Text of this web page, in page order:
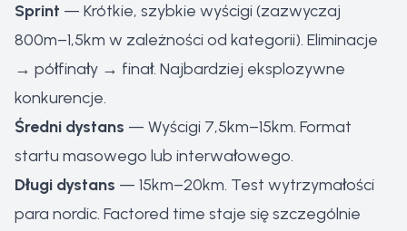
Sprint — Krótkie, szybkie wyścigi (zazwyczaj
800m–1,5km w zależności od kategorii). Eliminacje
→ półfinały → finał. Najbardziej eksplozywne
konkurencje.
Średni dystans — Wyścigi 7,5km–15km. Format
startu masowego lub interwałowego.
Długi dystans — 15km–20km. Test wytrzymałości
para nordic. Factored time staje się szczególnie